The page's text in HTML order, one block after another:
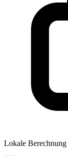
Lokale Berechnung